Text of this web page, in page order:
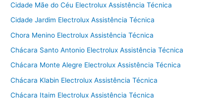
Cidade Mãe do Céu Electrolux Assistência Técnica
Cidade Jardim Electrolux Assistência Técnica
Chora Menino Electrolux Assistência Técnica
Chácara Santo Antonio Electrolux Assistência Técnica
Chácara Monte Alegre Electrolux Assistência Técnica
Chácara Klabin Electrolux Assistência Técnica
Chácara Itaim Electrolux Assistência Técnica